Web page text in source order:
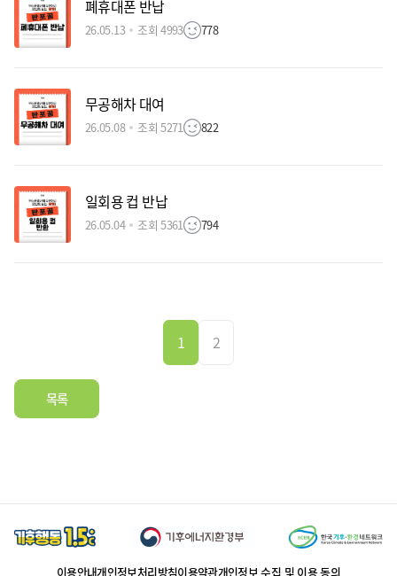
폐휴대폰 반납
26.05.13 조회 4993 778
무공해차 대여
26.05.08 조회 5271 822
일회용 컵 반납
26.05.04 조회 5361 794
1 2
목록
이용안내개인정보처리방침이용약관개인정보 수집 및 이용 동의